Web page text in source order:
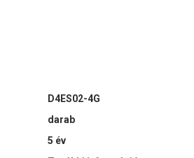
D4ES02-4G
darab
5 év